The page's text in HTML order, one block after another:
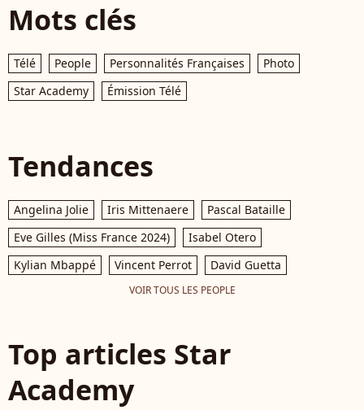
Mots clés
Télé People Personnalités Françaises
Photo
Star Academy
Émission Télé
Tendances
Angelina Jolie Iris Mittenaere
Pascal Bataille
Eve Gilles (Miss France 2024)
Isabel Otero
Kylian Mbappé
Vincent Perrot David Guetta
VOIR TOUS LES PEOPLE
Top articles Star
Academy